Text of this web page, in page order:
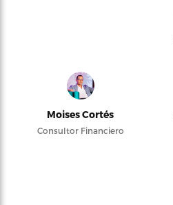
Moises Cortés
Consultor Financiero